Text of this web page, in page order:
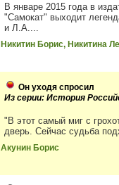
В январе 2015 года в
"Самокат" выходит
и Л.А....
Никитин Борис, Никитина
Он уходя спросил
Из серии: История
"В этот самый миг с
дверь. Сейчас судьба
Акунин Борис